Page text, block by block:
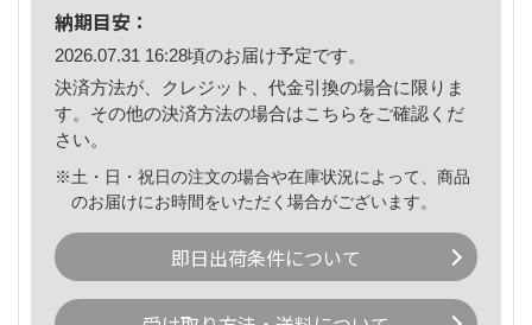
納期目安：
2026.07.31 16:28頃のお届け予定です。
決済方法が、クレジット、代金引換の場合に限りま
す。その他の決済方法の場合はこちら をご確認くだ
さい。
※土・日・祝日の注文の場合や在庫状況によって、商品
のお届けにお時間をいただく場合がございます。
即日出荷条件について